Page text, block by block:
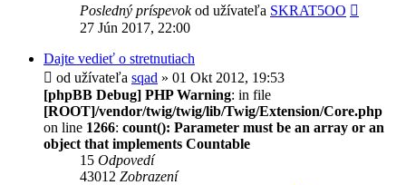
Posledný príspevokod užívateľa SKRAT5OO
27 Jún 2017, 22:00
Dajte vedieť o stretnutiach
od užívateľa sqad » 01 Okt 2012, 19:53
[phpBB Debug] PHP Warning: in file
[ROOT]/vendor/twig/twig/lib/Twig/Extension/Core.php
on line 1266: count(): Parameter must be an array or an
object that implements Countable
15 Odpovedí
43012 Zobrazení